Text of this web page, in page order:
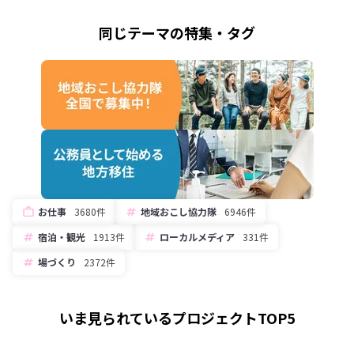
同じテーマの特集・タグ
お仕事 3680件 地域おこし協力隊
6946件
宿泊・観光
1913件 ローカルメディア 331件
場づくり
2372件
いま見られているプロジェクトTOP5